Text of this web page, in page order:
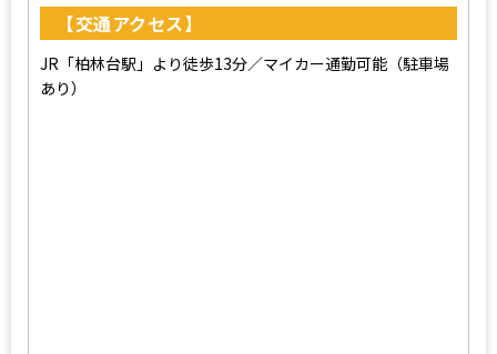
【交通アクセス】
JR「柏林台駅」より徒歩13分／マイカー通勤可能（駐車場
あり）